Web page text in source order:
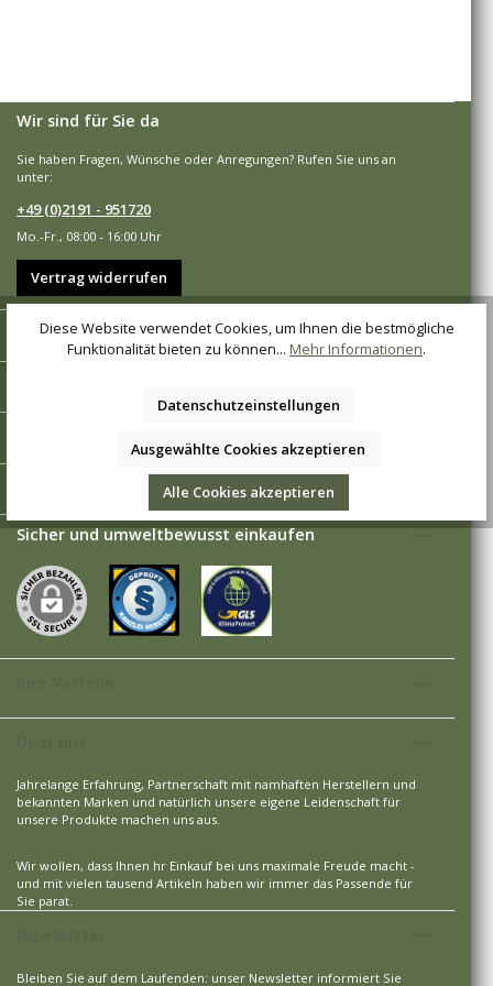
Wir sind für Sie da
Sie haben Fragen, Wünsche oder Anregungen? Rufen Sie uns an
unter:
+49 (0)2191 - 951720
Mo.-Fr., 08:00 - 16:00 Uhr
Vertrag widerrufen
Shop-Service
Sicher und umweltbewusst einkaufen
Jahrelange Erfahrung, Partnerschaft mit namhaften Herstellern und
bekannten Marken und natürlich unsere eigene Leidenschaft für
unsere Produkte machen uns aus.
Wir wollen, dass Ihnen hr Einkauf bei uns maximale Freude macht -
und mit vielen tausend Artikeln haben wir immer das Passende für
Sie parat.
Bleiben Sie auf dem Laufenden: unser Newsletter informiert Sie
Diese Website verwendet Cookies, um Ihnen die bestmögliche
Funktionalität bieten zu können... Mehr Informationen.
Datenschutzeinstellungen
Ausgewählte Cookies akzeptieren
Alle Cookies akzeptieren